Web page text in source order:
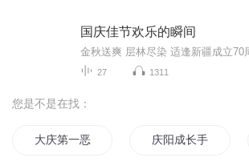
国庆佳节欢乐的瞬间
27 1311
您是不是在找：
大庆第一恶 庆阳成长手札